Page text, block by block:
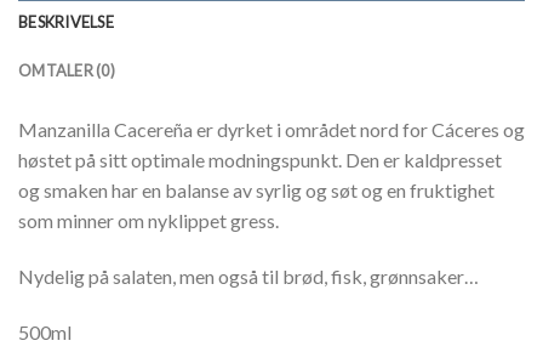
BESKRIVELSE
OMTALER (0)
Manzanilla Cacereña er dyrket i området nord for Cáceres og
høstet på sitt optimale modningspunkt. Den er kaldpresset
og smaken har en balanse av syrlig og søt og en fruktighet
som minner om nyklippet gress.
Nydelig på salaten, men også til brød, fisk, grønnsaker…
500ml